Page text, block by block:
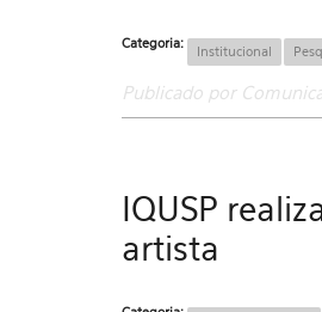
Categoria: Institucional
Publicado por
IQUSP
artista